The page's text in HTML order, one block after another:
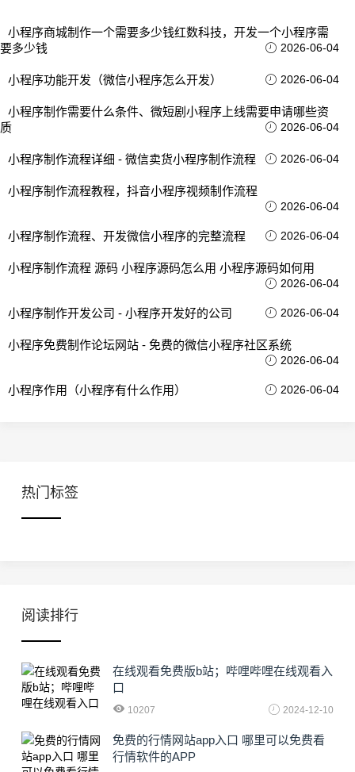
小程序商城制作一个需要多少钱红数科技，开发一个小程序需
要多少钱
2026-06-04
小程序功能开发（微信小程序怎么开发） 2026-06-04
小程序制作需要什么条件、微短剧小程序上线需要申请哪些资
质
2026-06-04
小程序制作流程详细 - 微信卖货小程序制作流程 2026-06-04
小程序制作流程教程，抖音小程序视频制作流程
2026-06-04
小程序制作流程、开发微信小程序的完整流程 2026-06-04
小程序制作流程 源码 小程序源码怎么用 小程序源码如何用
2026-06-04
小程序制作开发公司 - 小程序开发好的公司 2026-06-04
小程序免费制作论坛网站 - 免费的微信小程序社区系统
2026-06-04
小程序作用（小程序有什么作用） 2026-06-04
热门标签
阅读排行
在线观看免费版b站；哔哩哔哩在线观看入
口
10207 2024-12-10
免费的行情网站app入口 哪里可以免费看
行情软件的APP